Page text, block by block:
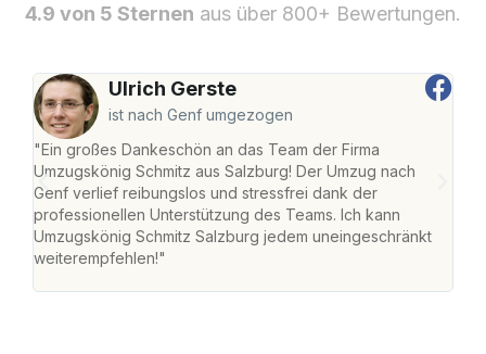
4.9 von 5 Sternen aus über 800+ Bewertungen.
Ulrich Gerste
ist nach Genf umgezogen
"Ein großes Dankeschön an das Team der Firma
Umzugskönig Schmitz aus Salzburg! Der Umzug nach
Genf verlief reibungslos und stressfrei dank der
professionellen Unterstützung des Teams. Ich kann
Umzugskönig Schmitz Salzburg jedem uneingeschränkt
weiterempfehlen!"